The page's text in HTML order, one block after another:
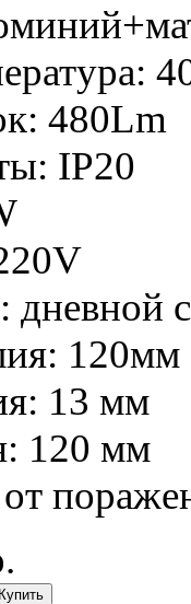
480Lm
IP20
дневной
120мм
13 мм
120 мм